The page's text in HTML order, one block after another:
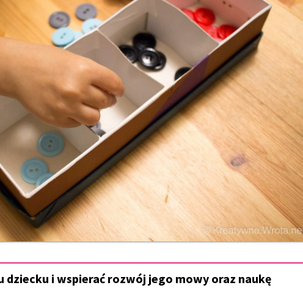
dziecku i wspierać rozwój jego mowy oraz naukę